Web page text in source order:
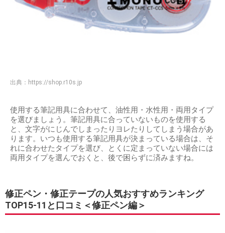
出典： https://shop.r10s.jp
使用する筆記用具に合わせて、油性用・水性用・両用タイプ
を選びましょう。筆記用具に合っていないものを使用する
と、文字がにじんでしまったりヨレたりしてしまう場合があ
ります。いつも使用する筆記用具が決まっている場合は、そ
れに合わせたタイプを選び、とくに定まっていない場合には
両用タイプを選んでおくと、後で困らずに済みますね。
修正ペン・修正テープの人気おすすめランキング
TOP15-11と口コミ＜修正ペン編＞